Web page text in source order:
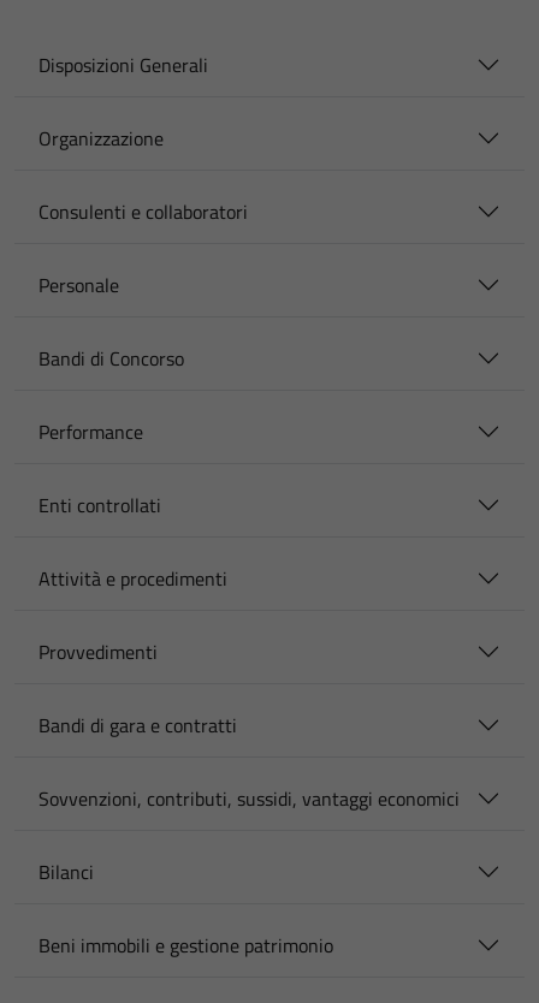
Disposizioni Generali
Organizzazione
Consulenti e collaboratori
Personale
Bandi di Concorso
Performance
Enti controllati
Attività e procedimenti
Provvedimenti
Bandi di gara e contratti
Sovvenzioni, contributi, sussidi, vantaggi economici
Bilanci
Beni immobili e gestione patrimonio